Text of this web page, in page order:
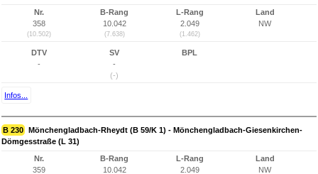
Nr.
358
(10.502)
B-Rang
10.042
(7.638)
L-Rang
2.049
(1.462)
Land
NW
DTV
-
SV
-
(-)
BPL
Infos...
B 230 Mönchengladbach-Rheydt (B 59/K 1) - Mönchengladbach-Giesenkirchen-
Dömgesstraße (L 31)
Nr.
359
B-Rang
10.042
L-Rang
2.049
Land
NW